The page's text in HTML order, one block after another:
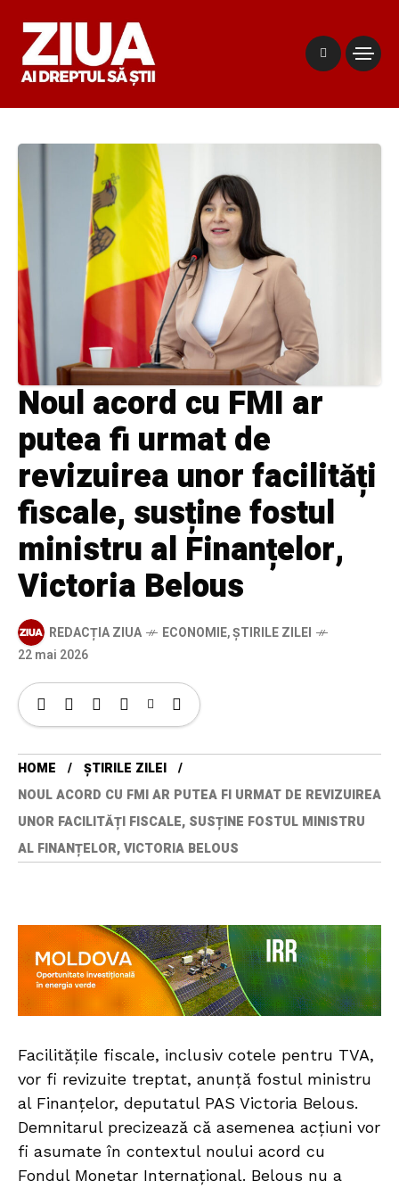
Noul acord cu FMI ar
putea fi urmat de
revizuirea unor facilități
fiscale, susține fostul
ministru al Finanțelor,
Victoria Belous
REDACȚIA ZIUA ECONOMIE,ȘTIRILE ZILEI
22 mai 2026
HOME
ȘTIRILE ZILEI
NOUL ACORD CU FMI AR PUTEA FI URMAT DE REVIZUIREA
UNOR FACILITĂȚI FISCALE, SUSȚINE FOSTUL MINISTRU
AL FINANȚELOR, VICTORIA BELOUS
Facilitățile fiscale, inclusiv cotele pentru TVA,
vor fi revizuite treptat, anunță fostul ministru
al Finanțelor, deputatul PAS Victoria Belous.
Demnitarul precizează că asemenea acțiuni vor
fi asumate în contextul noului acord cu
Fondul Monetar Internațional. Belous nu a